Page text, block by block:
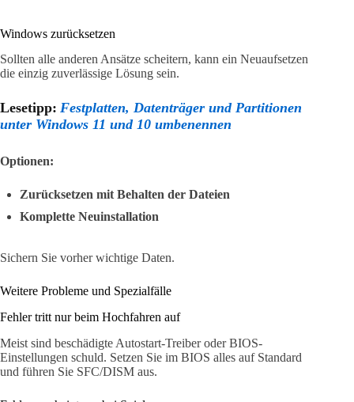
Windows zurücksetzen
Sollten alle anderen Ansätze scheitern, kann ein Neuaufsetzen
die einzig zuverlässige Lösung sein.
Lesetipp: Festplatten, Datenträger und Partitionen
unter Windows 11 und 10 umbenennen
Optionen:
Zurücksetzen mit Behalten der Dateien
Komplette Neuinstallation
Sichern Sie vorher wichtige Daten.
Weitere Probleme und Spezialfälle
Fehler tritt nur beim Hochfahren auf
Meist sind beschädigte Autostart-Treiber oder BIOS-
Einstellungen schuld. Setzen Sie im BIOS alles auf Standard
und führen Sie SFC/DISM aus.